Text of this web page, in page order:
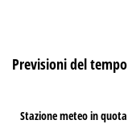
Previsioni del tempo
Stazione meteo in quota